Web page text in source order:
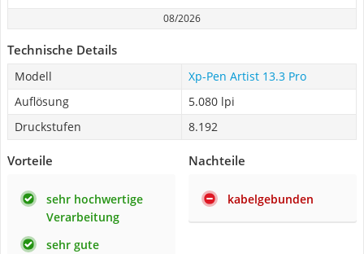
08/2026
Technische Details
Modell
Xp-Pen Artist 13.3 Pro
Auflösung
5.080 lpi
Druckstufen
8.192
Vorteile
sehr hochwertige
Verarbeitung
sehr gute
Nachteile
kabelgebunden